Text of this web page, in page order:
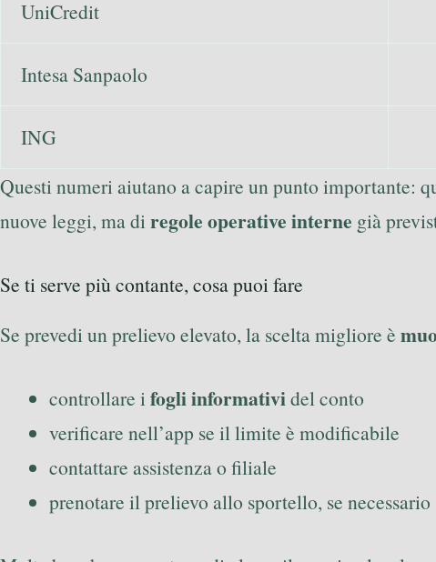
UniCredit
Intesa Sanpaolo
ING
Questi numeri aiutano a capire un punto importante:
nuove leggi, ma di regole operative interne già
Se ti serve più contante, cosa puoi fare
Se prevedi un prelievo elevato, la scelta migliore è
controllare ifogli informatividel conto
verificare nell’app se il limite è modificabile
contattare assistenza o filiale
prenotare il prelievo allo sportello, se necessario